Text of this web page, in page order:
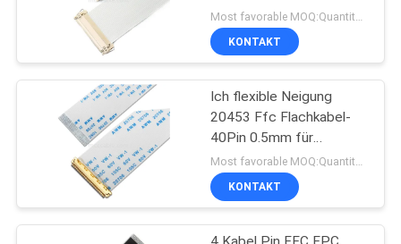
NEUIGKEITEN
RECHTSSACHEN
BITTE
LVDS-Kabel
MIPI-Kabel
7
Bildschirm
KONTAKT
Ich flexible Neigung
20453 Ffc Flachkabel-
40Pin 0.5mm für
elektronisches
Most favorable MOQ:Quantität kann verkäuflich sein
KONTAKT